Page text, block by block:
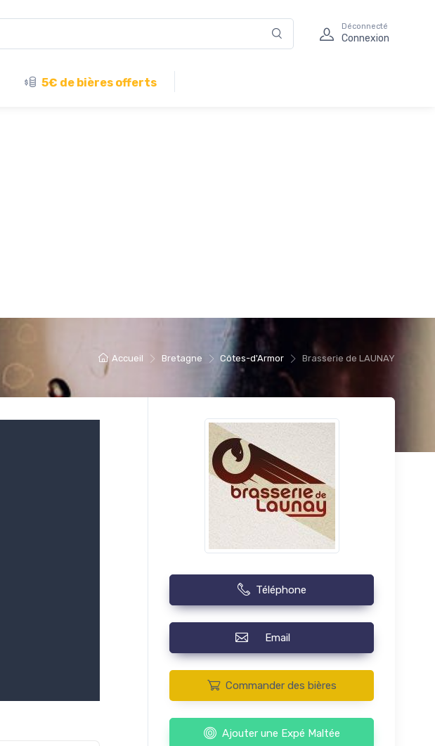
Déconnecté
Connexion
5€ de bières offerts
Accueil Bretagne Côtes-d'Armor Brasserie de LAUNAY
Téléphone
Email
Commander des bières
Ajouter une Expé Maltée